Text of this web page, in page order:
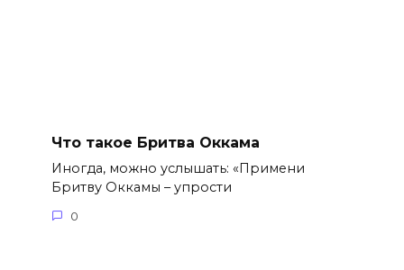
Что такое Бритва Оккама
Иногда, можно услышать: «Примени
Бритву Оккамы – упрости
0